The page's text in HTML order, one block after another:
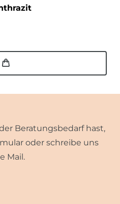
Beratungsbedarf hast,
oder schreibe uns
Mail.